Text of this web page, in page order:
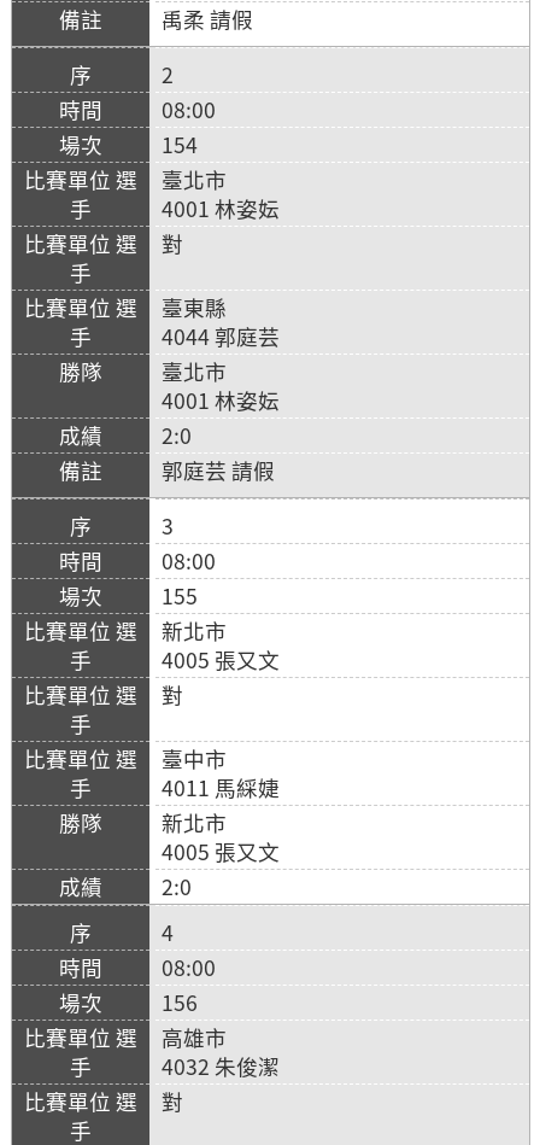
禹柔 請假
2
08:00
154
臺北市
4001 林姿妘
對
臺東縣
4044 郭庭芸
臺北市
4001 林姿妘
2:0
郭庭芸 請假
3
08:00
155
新北市
4005 張又文
對
臺中市
4011 馬綵婕
新北市
4005 張又文
2:0
4
08:00
156
高雄市
4032 朱俊潔
對